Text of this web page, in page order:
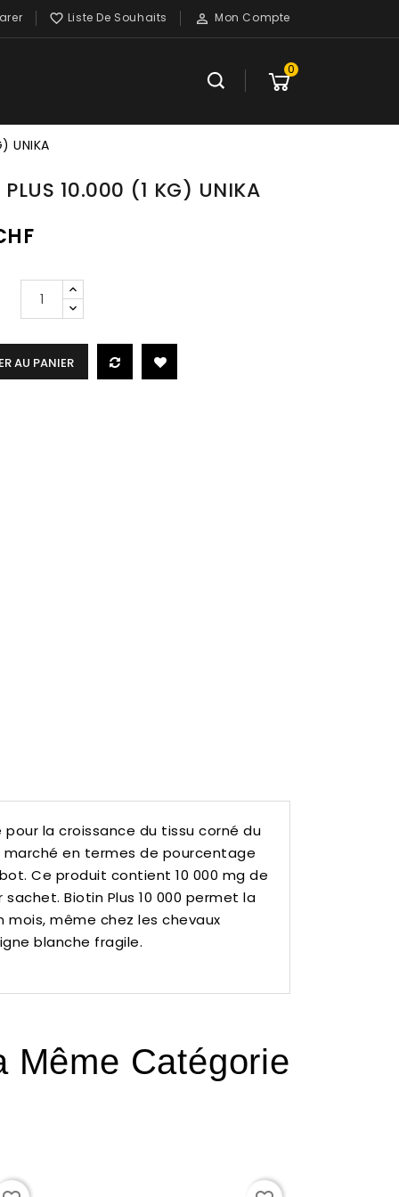
 Mon Compte
 Liste De Souhaits
0
UNIKA
PLUS 10.000 (1 KG) UNIKA
AU PANIER
la croissance du tissu corné du
marché en termes de pourcentage
Ce produit contient 10 000 mg de
sachet. Biotin Plus 10 000 permet la
même chez les chevaux
blanche fragile.
Même Catégorie